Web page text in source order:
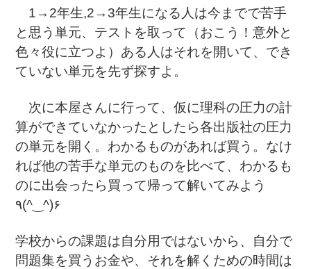
1→2年生,2→3年生になる人は今までで苦手
と思う単元、テストを取って（おこう！意外と
色々役に立つよ）ある人はそれを開いて、でき
ていない単元を先ず探すよ。
次に本屋さんに行って、仮に理科の圧力の計
算ができていなかったとしたら各出版社の圧力
の単元を開く。わかるものがあれば買う。なけ
れば他の苦手な単元のものを比べて、わかるも
のに出会ったら買って帰って解いてみよう
٩(^‿^)۶
学校からの課題は自分用ではないから、自分で
問題集を買うお金や、それを解くための時間は